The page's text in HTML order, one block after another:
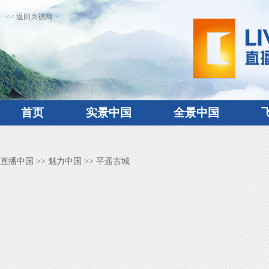
<< 返回央视网
首页 实景中国 全景中国
直播中国 >> 魅力中国 >> 平遥古城